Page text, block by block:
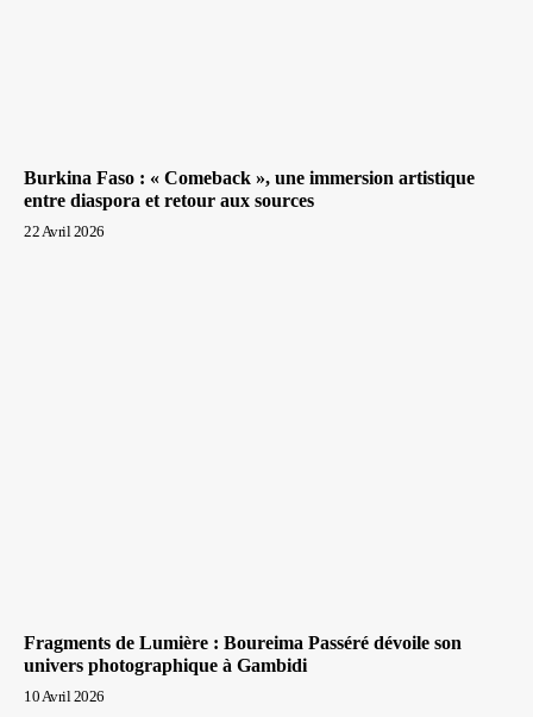
Burkina Faso : « Comeback », une immersion artistique
entre diaspora et retour aux sources
22 Avril 2026
Fragments de Lumière : Boureima Passéré dévoile son
univers photographique à Gambidi
10 Avril 2026